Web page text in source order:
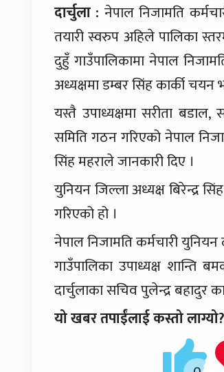
दार्चुला : नेपाल निजामति
तयारी स्वरुप अहिले पालिका
दुहुँ गाउँपालिकामा नेपाल
अध्यक्षमा डम्बर सिंह कार्की
यस्तै उपाध्यक्षमा सरीता
समिति गठन गरिएको नेपाल
सिंह महराले जानकारी दिए ।
युनियन जिल्ला अध्यक्ष बिरेन्द्र
गरिएको हो ।
नेपाल निजामति कर्मचारी युनियन
गाउँपालिका उपाध्यक्ष शान्ति
दार्चुलाका सचिव पुलेन्द्र बहादुर
यो खबर तपाईंलाई कस्तो लाग्यो?